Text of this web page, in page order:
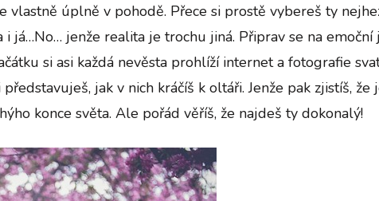
vlastně úplně v pohodě. Přece si prostě vybereš ty
já…No… jenže realita je trochu jiná. Připrav se na
si asi každá nevěsta prohlíží internet a fotografie
jak v nich kráčíš k oltáři. Jenže pak zjistíš,
konce světa. Ale pořád věříš, že najdeš ty dokonalý!